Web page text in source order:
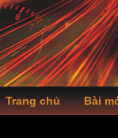
Trang chủ Bài